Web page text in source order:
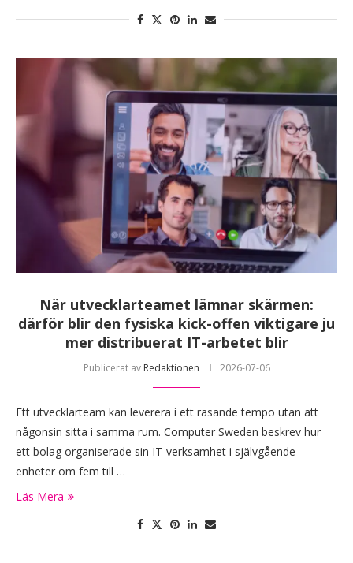
När utvecklarteamet lämnar skärmen:
därför blir den fysiska kick-offen viktigare ju
mer distribuerat IT-arbetet blir
Publicerat av Redaktionen 2026-07-06
Ett utvecklarteam kan leverera i ett rasande tempo utan att
någonsin sitta i samma rum. Computer Sweden beskrev hur
ett bolag organiserade sin IT-verksamhet i självgående
enheter om fem till …
Läs Mera